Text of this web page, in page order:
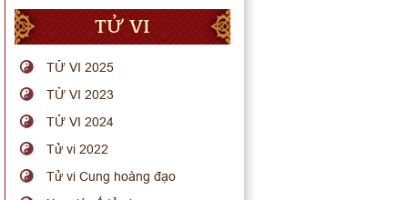
TỬ VI
TỬ VI 2025
TỬ VI 2023
TỬ VI 2024
Tử vi 2022
Tử vi Cung hoàng đạo